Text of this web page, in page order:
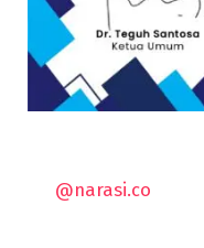
@narasi.co